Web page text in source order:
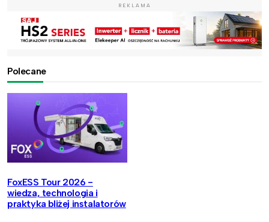
REKLAMA
Polecane
FoxESS Tour 2026 -
wiedza, technologia i
praktyka bliżej instalatorów